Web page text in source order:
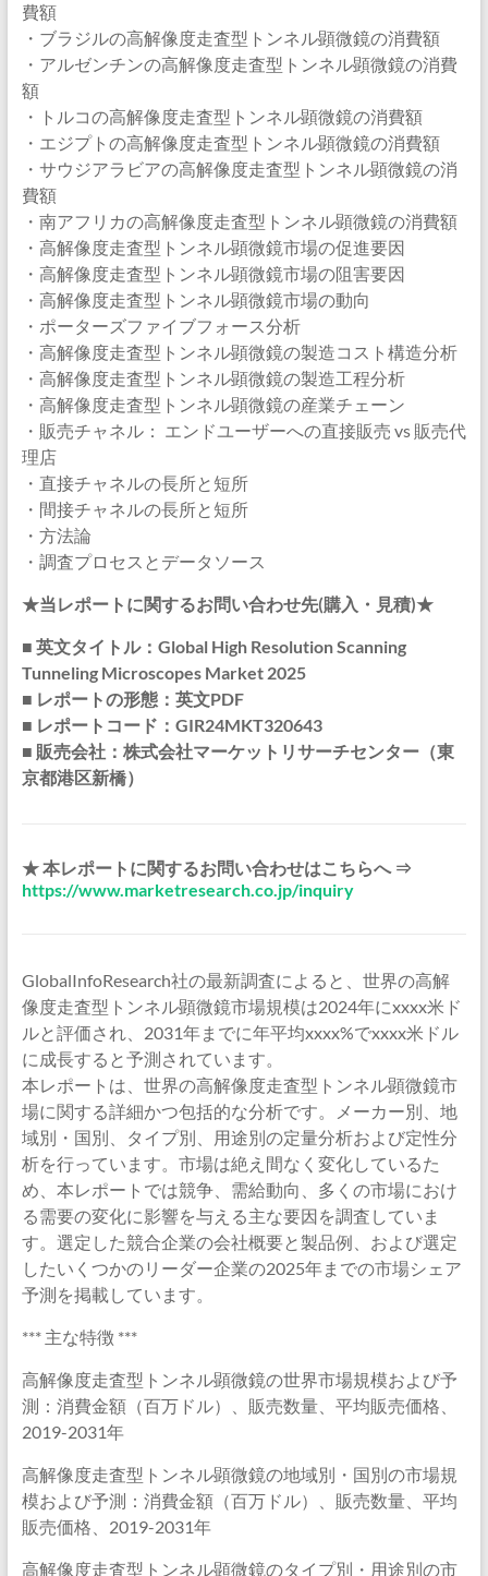
費額
・ブラジルの高解像度走査型トンネル顕微鏡の消費額
・アルゼンチンの高解像度走査型トンネル顕微鏡の消費
額
・トルコの高解像度走査型トンネル顕微鏡の消費額
・エジプトの高解像度走査型トンネル顕微鏡の消費額
・サウジアラビアの高解像度走査型トンネル顕微鏡の消
費額
・南アフリカの高解像度走査型トンネル顕微鏡の消費額
・高解像度走査型トンネル顕微鏡市場の促進要因
・高解像度走査型トンネル顕微鏡市場の阻害要因
・高解像度走査型トンネル顕微鏡市場の動向
・ポーターズファイブフォース分析
・高解像度走査型トンネル顕微鏡の製造コスト構造分析
・高解像度走査型トンネル顕微鏡の製造工程分析
・高解像度走査型トンネル顕微鏡の産業チェーン
・販売チャネル： エンドユーザーへの直接販売 vs 販売代
理店
・直接チャネルの長所と短所
・間接チャネルの長所と短所
・方法論
・調査プロセスとデータソース
★当レポートに関するお問い合わせ先(購入・見積)★
■ 英文タイトル：Global High Resolution Scanning
Tunneling Microscopes Market 2025
■ レポートの形態：英文PDF
■ レポートコード：GIR24MKT320643
■ 販売会社：株式会社マーケットリサーチセンター（東
京都港区新橋）
★ 本レポートに関するお問い合わせはこちらへ ⇒
https://www.marketresearch.co.jp/inquiry
GlobalInfoResearch社の最新調査によると、世界の高解
像度走査型トンネル顕微鏡市場規模は2024年にxxxx米ド
ルと評価され、2031年までに年平均xxxx%でxxxx米ドル
に成長すると予測されています。
本レポートは、世界の高解像度走査型トンネル顕微鏡市
場に関する詳細かつ包括的な分析です。メーカー別、地
域別・国別、タイプ別、用途別の定量分析および定性分
析を行っています。市場は絶え間なく変化しているた
め、本レポートでは競争、需給動向、多くの市場におけ
る需要の変化に影響を与える主な要因を調査していま
す。選定した競合企業の会社概要と製品例、および選定
したいくつかのリーダー企業の2025年までの市場シェア
予測を掲載しています。
*** 主な特徴 ***
高解像度走査型トンネル顕微鏡の世界市場規模および予
測：消費金額（百万ドル）、販売数量、平均販売価格、
2019-2031年
高解像度走査型トンネル顕微鏡の地域別・国別の市場規
模および予測：消費金額（百万ドル）、販売数量、平均
販売価格、2019-2031年
高解像度走査型トンネル顕微鏡のタイプ別・用途別の市